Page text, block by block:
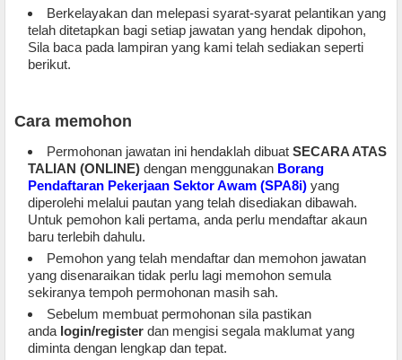
Berkelayakan dan melepasi syarat-syarat pelantikan yang
telah ditetapkan bagi setiap jawatan yang hendak dipohon,
Sila baca pada lampiran yang kami telah sediakan seperti
berikut.
Cara memohon
Permohonan jawatan ini hendaklah dibuat SECARA ATAS
TALIAN (ONLINE) dengan menggunakan Borang
Pendaftaran Pekerjaan Sektor Awam (SPA8i) yang
diperolehi melalui pautan yang telah disediakan dibawah.
Untuk pemohon kali pertama, anda perlu mendaftar akaun
baru terlebih dahulu.
Pemohon yang telah mendaftar dan memohon jawatan
yang disenaraikan tidak perlu lagi memohon semula
sekiranya tempoh permohonan masih sah.
Sebelum membuat permohonan sila pastikan
anda login/register dan mengisi segala maklumat yang
diminta dengan lengkap dan tepat.